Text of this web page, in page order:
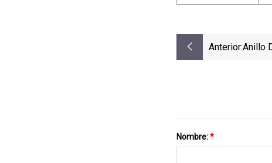
Anterior:Anillo
Nombre:*